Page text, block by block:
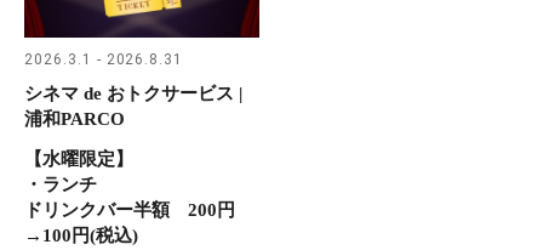
2026.3.1 - 2026.8.31
シネマ de おトクサービス |
浦和PARCO
【水曜限定】
・ランチ
ドリンクバー半額 200円
→100円(税込)